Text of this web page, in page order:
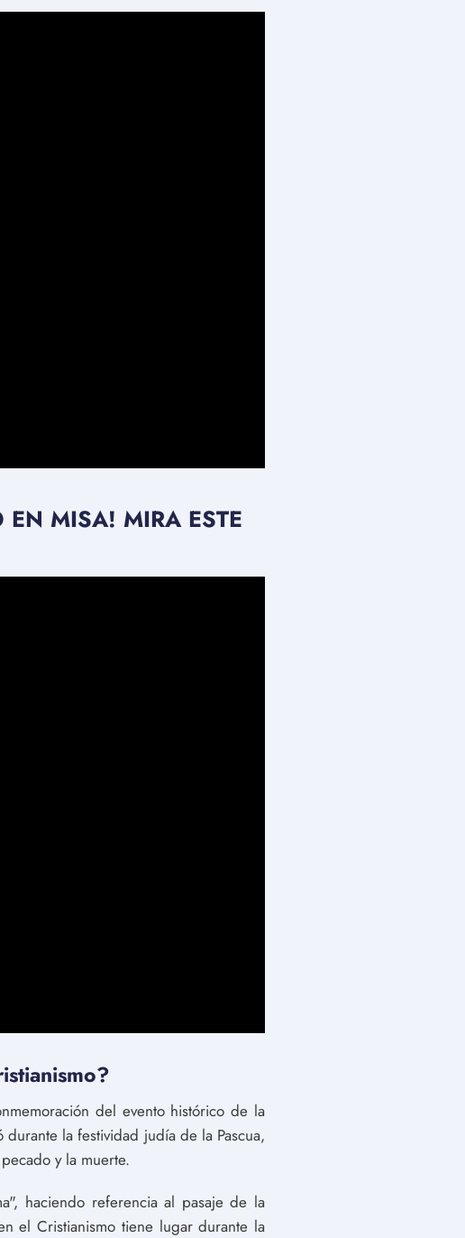
EN MISA! MIRA ESTE
del evento histórico de la
la festividad judía de la Pascua,
y la muerte.
haciendo referencia al pasaje de la
el Cristianismo tiene lugar durante la